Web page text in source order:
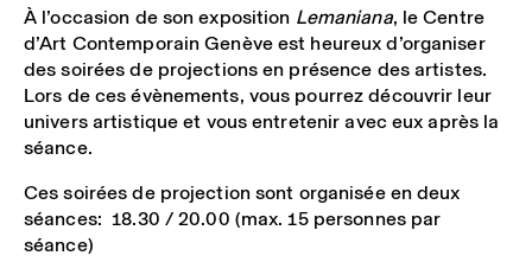
À l’occasion de son exposition Lemaniana, le Centre
d’Art Contemporain Genève est heureux d’organiser
des soirées de projections en présence des artistes.
Lors de ces évènements, vous pourrez découvrir leur
univers artistique et vous entretenir avec eux après la
séance.
Ces soirées de projection sont organisée en deux
séances: 18.30 / 20.00 (max. 15 personnes par
séance)